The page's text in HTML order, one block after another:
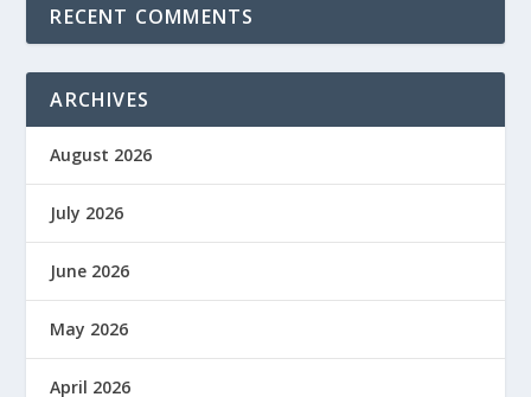
RECENT COMMENTS
ARCHIVES
August 2026
July 2026
June 2026
May 2026
April 2026